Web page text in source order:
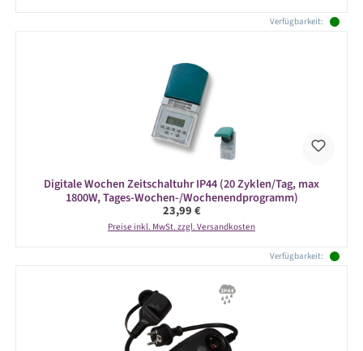
Verfügbarkeit:
Digitale Wochen Zeitschaltuhr IP44 (20 Zyklen/Tag, max
1800W, Tages-Wochen-/Wochenendprogramm)
Regulärer Preis:
23,99 €
Preise inkl. MwSt. zzgl. Versandkosten
Verfügbarkeit: